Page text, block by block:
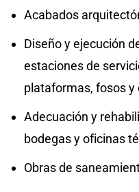
Acabados
Diseño y ejecución
estaciones de
plataformas, fosos
Adecuación y
bodegas y oficinas
Obras de